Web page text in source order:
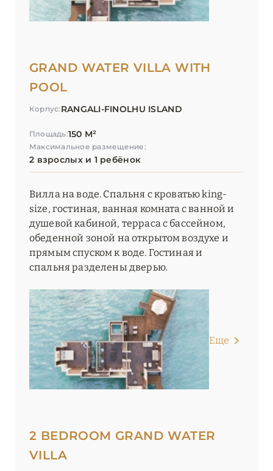
GRAND WATER VILLA WITH
POOL
Корпус: RANGALI-FINOLHU ISLAND
Площадь:150 М²
Максимальное размещение:
2 взрослых и 1 ребёнок
Вилла на воде. Спальня с кроватью king-
size, гостиная, ванная комната с ванной и
душевой кабиной, терраса с бассейном,
обеденной зоной на открытом воздухе и
прямым спуском к воде. Гостиная и
спальня разделены дверью.
Еще
2 BEDROOM GRAND WATER
VILLA